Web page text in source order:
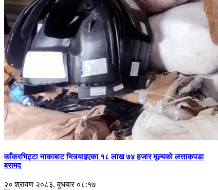
काँकरभिट्टा नाकाबाट भित्र्याइएका १८ लाख ७४ हजार मूल्यकाे लत्ताकपडा
बरामद
२० श्रावण २०८३, बुधबार ०८:१७